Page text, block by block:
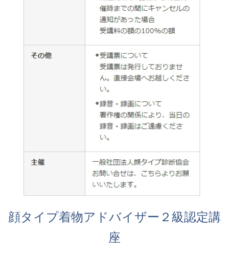
顔タイプ着物アドバイザー２級認定講
座